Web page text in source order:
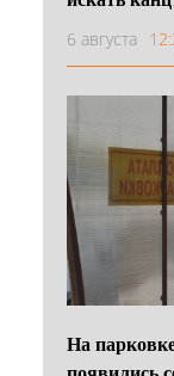
6 августа
На